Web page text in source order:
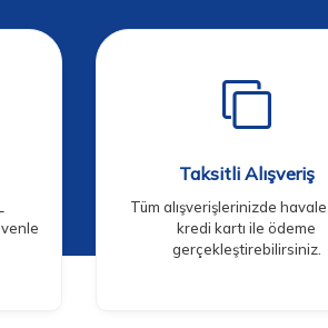
Taksitli Alışveriş
Tüm alışverişlerinizde
kredi kartı ile ödeme
gerçekleştirebilirsiniz.